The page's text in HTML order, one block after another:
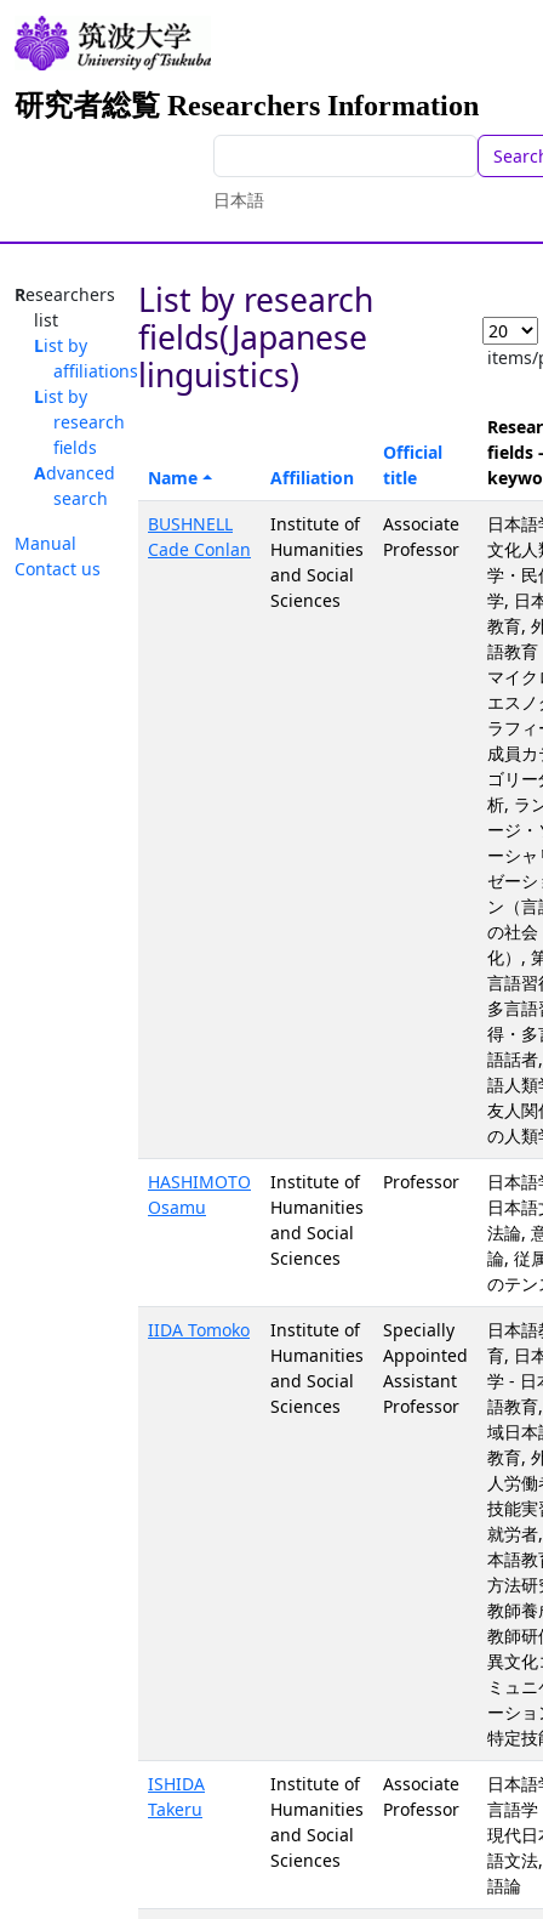
研究者総覧 Researchers Information
日本語
Researchers
list
List by
affiliations
List by
research
fields
Advanced
search
Manual
Contact us
List by research
fields(Japanese
linguistics)
items/
Name Affiliation
Official
title
fields -
BUSHNELL
Cade Conlan
Institute of
Humanities
and Social
Sciences
Associate
Professor
日本語
文化人
学・民
学, 日
教育,
語教育
マイク
エスノ
ラフィ
成員カ
ゴリー
析, ラ
ージ・
ーシャ
ゼーシ
ン（言
の社会
化）,
言語習
多言語
得・多
語話者
語人類
友人関
の人類
HASHIMOTO
Osamu
Institute of
Humanities
and Social
Sciences
Professor
日本
日本語
法論,
論, 従
のテン
IIDA Tomoko
Institute of
Humanities
and Social
Sciences
Specially
Appointed
Assistant
Professor
日本語
育, 日
学 - 日
語教育
域日本
教育,
人労働
技能実
就労者
本語教
方法研
教師養
教師研
異文化
ミュニ
ーショ
特定技
ISHIDA
Takeru
Institute of
Humanities
and Social
Sciences
Associate
Professor
日本語
言語学
現代日
語文法
語論